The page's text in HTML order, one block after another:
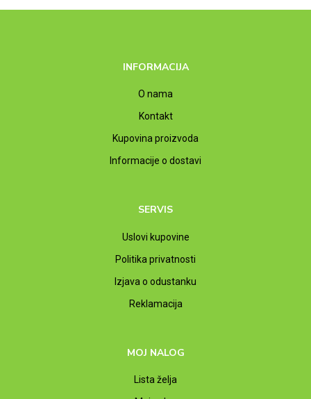
INFORMACIJA
O nama
Kontakt
Kupovina proizvoda
Informacije o dostavi
SERVIS
Uslovi kupovine
Politika privatnosti
Izjava o odustanku
Reklamacija
MOJ NALOG
Lista želja